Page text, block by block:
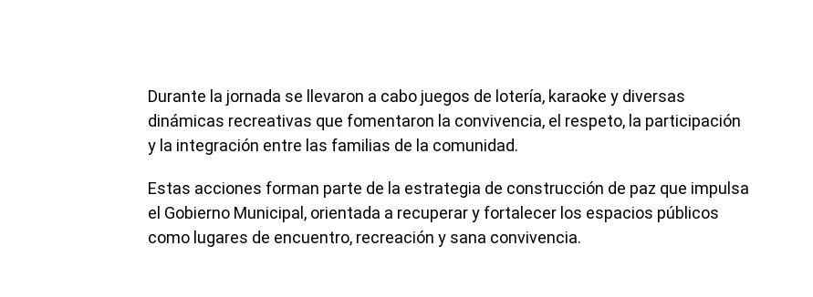
Durante la jornada se llevaron a cabo juegos de lotería, karaoke y diversas
dinámicas recreativas que fomentaron la convivencia, el respeto, la participación
y la integración entre las familias de la comunidad.
Estas acciones forman parte de la estrategia de construcción de paz que impulsa
el Gobierno Municipal, orientada a recuperar y fortalecer los espacios públicos
como lugares de encuentro, recreación y sana convivencia.